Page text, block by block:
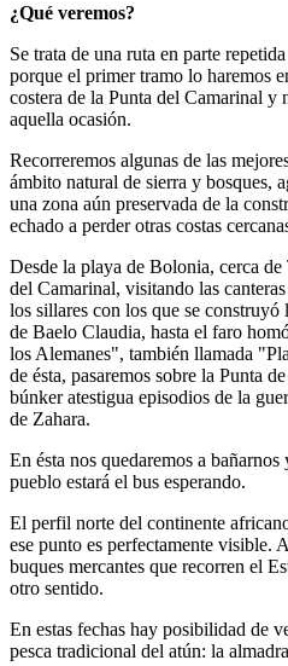
¿Qué veremos?
Se trata de una ruta en parte
porque el primer tramo lo haremos
costera de la Punta del Camarinal y
aquella ocasión.
Recorreremos algunas de las
ámbito natural de sierra y bosques,
una zona aún preservada de la
echado a perder otras costas
Desde la playa de Bolonia, cerca
del Camarinal, visitando las
los sillares con los que se
de Baelo Claudia, hasta el faro
los Alemanes", también llamada
de ésta, pasaremos sobre la Punta
búnker atestigua episodios de la
de Zahara.
En ésta nos quedaremos a
pueblo estará el bus esperando.
El perfil norte del continente
ese punto es perfectamente visible.
buques mercantes que recorren el
otro sentido.
En estas fechas hay posibilidad de
pesca tradicional del atún: la